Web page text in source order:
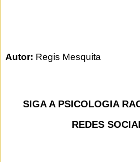
Autor: Regis Mesquita
SIGA A PSICOLOGIA
REDES